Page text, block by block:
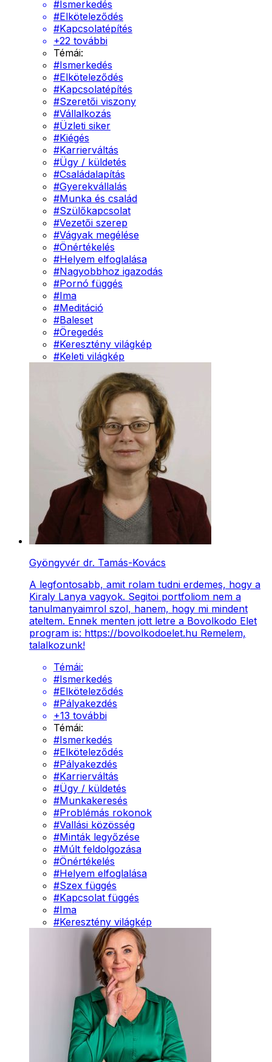
#Ismerkedés
#Elköteleződés
#Kapcsolatépítés
+22 további
Témái:
#Ismerkedés
#Elköteleződés
#Kapcsolatépítés
#Szeretői viszony
#Vállalkozás
#Üzleti siker
#Kiégés
#Karrierváltás
#Ügy / küldetés
#Családalapítás
#Gyerekvállalás
#Munka és család
#Szülőkapcsolat
#Vezetői szerep
#Vágyak megélése
#Önértékelés
#Helyem elfoglalása
#Nagyobbhoz igazodás
#Pornó függés
#Ima
#Meditáció
#Baleset
#Öregedés
#Keresztény világkép
#Keleti világkép
Gyöngyvér dr. Tamás-Kovács
A legfontosabb, amit rolam tudni erdemes, hogy a
Kiraly Lanya vagyok. Segitoi portfoliom nem a
tanulmanyaimrol szol, hanem, hogy mi mindent
ateltem. Ennek menten jott letre a Bovolkodo Elet
program is: https://bovolkodoelet.hu Remelem,
talalkozunk!
Témái:
#Ismerkedés
#Elköteleződés
#Pályakezdés
+13 további
Témái:
#Ismerkedés
#Elköteleződés
#Pályakezdés
#Karrierváltás
#Ügy / küldetés
#Munkakeresés
#Problémás rokonok
#Vallási közösség
#Minták legyőzése
#Múlt feldolgozása
#Önértékelés
#Helyem elfoglalása
#Szex függés
#Kapcsolat függés
#Ima
#Keresztény világkép